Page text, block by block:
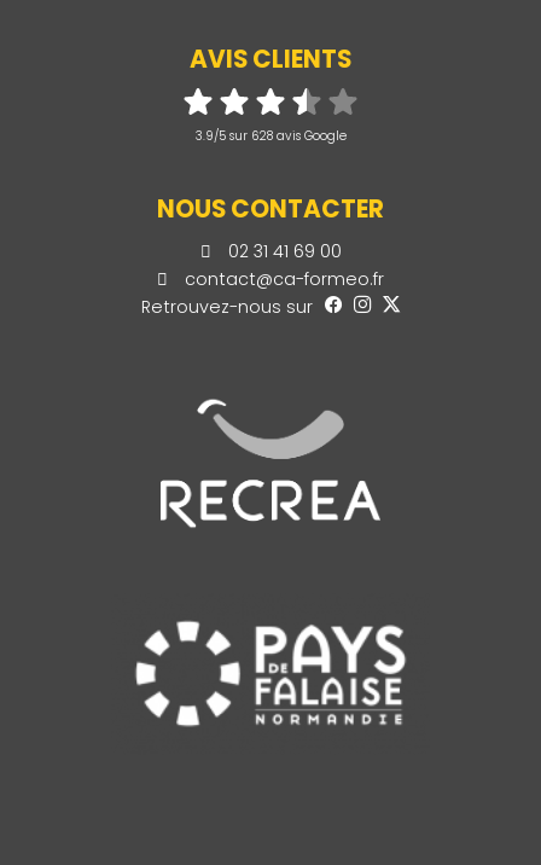
AVIS CLIENTS
3.9/5 sur 628 avis Google
NOUS CONTACTER
02 31 41 69 00
contact@ca-formeo.fr
Retrouvez-nous sur